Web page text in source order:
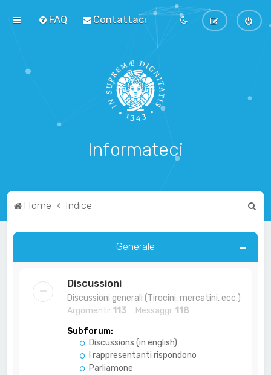
FAQ Contattaci
Informateci
Home Indice
r
Generale
Discussioni
Discussioni generali (Tirocini, mercatini, ecc.)
Argomenti: 113 Messaggi: 118
Subforum:
Discussions (in english)
I rappresentanti rispondono
Parliamone